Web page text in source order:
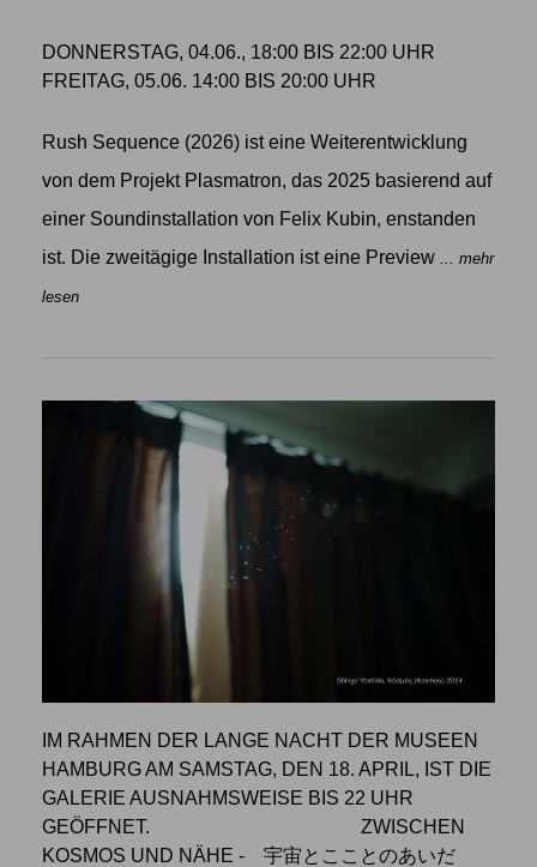
DONNERSTAG, 04.06., 18:00 BIS 22:00 UHR
FREITAG, 05.06. 14:00 BIS 20:00 UHR
Rush Sequence (2026) ist eine Weiterentwicklung
von dem Projekt Plasmatron, das 2025 basierend auf
einer Soundinstallation von Felix Kubin, enstanden
ist. Die zweitägige Installation ist eine Preview ... mehr
lesen
IM RAHMEN DER LANGE NACHT DER MUSEEN
HAMBURG AM SAMSTAG, DEN 18. APRIL, IST DIE
GALERIE AUSNAHMSWEISE BIS 22 UHR
GEÖFFNET. ZWISCHEN
KOSMOS UND NÄHE - 宇宙とこことのあいだ